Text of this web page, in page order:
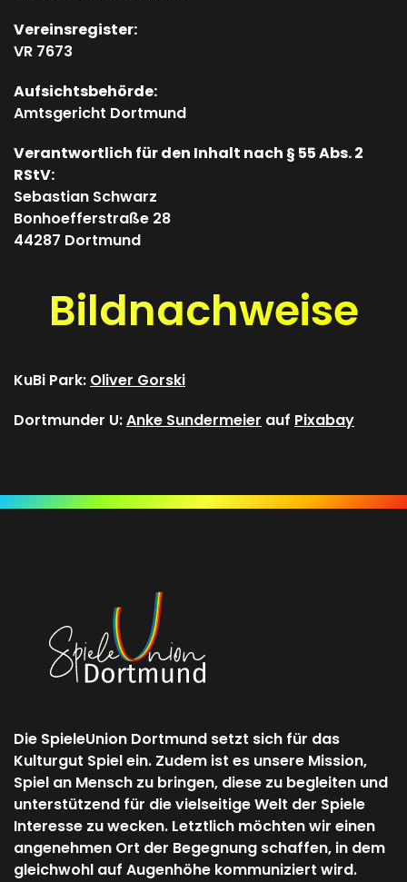
Vereinsregister:
VR 7673
Aufsichtsbehörde:
Amtsgericht Dortmund
Verantwortlich für den Inhalt nach § 55 Abs. 2
RStV:
Sebastian Schwarz
Bonhoefferstraße 28
44287 Dortmund
Bildnachweise
KuBi Park: Oliver Gorski
Dortmunder U:Anke Sundermeier auf Pixabay
Die SpieleUnion Dortmund setzt sich für das
Kulturgut Spiel ein. Zudem ist es unsere Mission,
Spiel an Mensch zu bringen, diese zu begleiten und
unterstützend für die vielseitige Welt der Spiele
Interesse zu wecken. Letztlich möchten wir einen
angenehmen Ort der Begegnung schaffen, in dem
gleichwohl auf Augenhöhe kommuniziert wird.